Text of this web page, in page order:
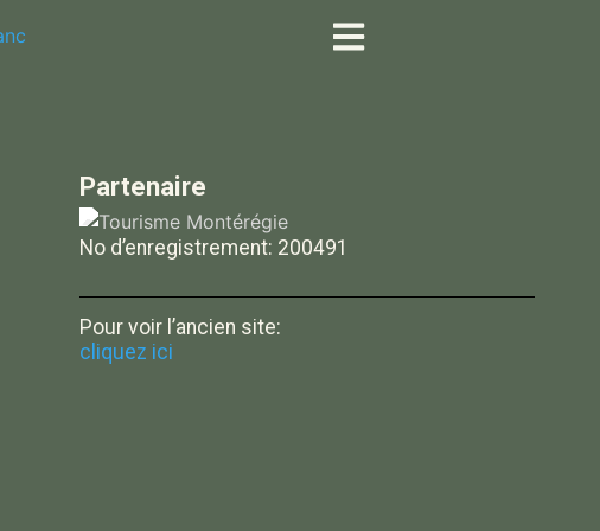
Partenaire
No d’enregistrement: 200491
Pour voir l’ancien site:
cliquez ici